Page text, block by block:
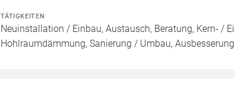
TÄTIGKEITEN
Neuinstallation / Einbau, Austausch, Beratung, Kern- /
Hohlraumdämmung, Sanierung / Umbau,